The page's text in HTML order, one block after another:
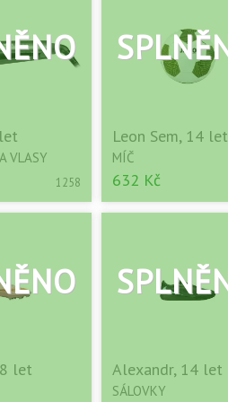
VLASY
1258
Leon Sem, 14 let
MÍČ
632 Kč
let Alexandr, 14 let
SÁLOVKY